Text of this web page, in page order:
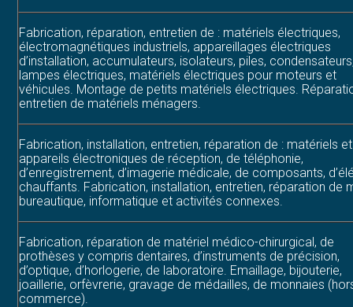
Fabrication, réparation, entretien de : matériels électriques,
électromagnétiques industriels, appareillages électriques
d’installation, accumulateurs, isolateurs, piles,
lampes électriques, matériels électriques pour moteurs et
véhicules. Montage de petits matériels électriques.
entretien de matériels ménagers.
Fabrication, installation, entretien, réparation de : matériels et
appareils électroniques de réception, de téléphonie,
d’enregistrement, d’imagerie médicale, de composants,
chauffants. Fabrication, installation, entretien, réparation de
bureautique, informatique et activités connexes.
Fabrication, réparation de matériel médico-chirurgical, de
prothèses y compris dentaires, d’instruments de précision,
d’optique, d’horlogerie, de laboratoire. Emaillage, bijouterie,
joaillerie, orfèvrerie, gravage de médailles, de monnaies
commerce).